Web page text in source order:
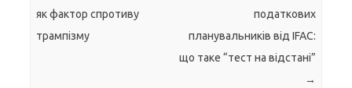
як фактор спротиву
трампізму
податкових
планувальників від IFAC:
що таке “тест на відстані”
→